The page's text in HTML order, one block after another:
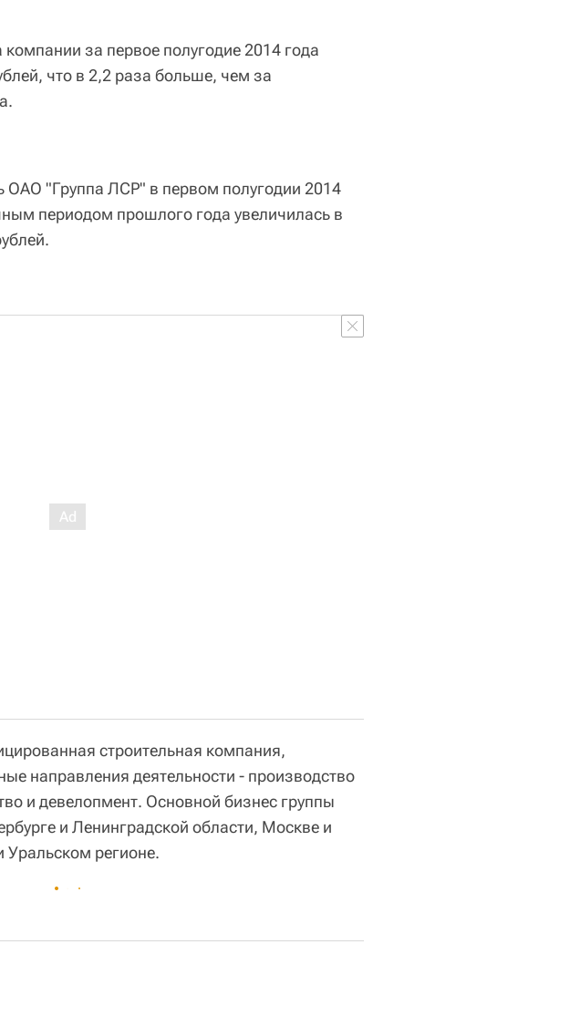
за первое полугодие 2014 года
что в 2,2 раза больше, чем за
ОАО "Группа ЛСР" в первом полугодии 2014
периодом прошлого года увеличилась в
строительная компания,
направления деятельности - производство
и девелопмент. Основной бизнес группы
и Ленинградской области, Москве и
Уральском регионе.